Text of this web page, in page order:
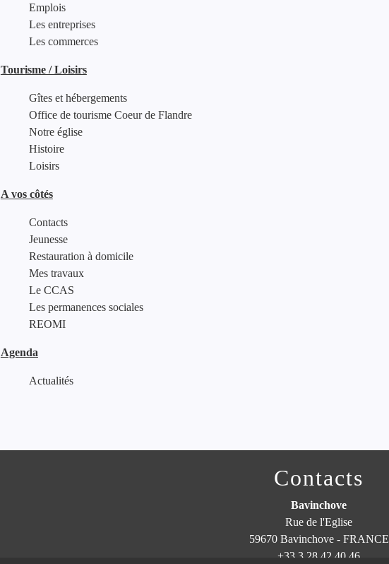
Emplois
Les entreprises
Les commerces
Tourisme / Loisirs
Gîtes et hébergements
Office de tourisme Coeur de Flandre
Notre église
Histoire
Loisirs
A vos côtés
Contacts
Jeunesse
Restauration à domicile
Mes travaux
Le CCAS
Les permanences sociales
REOMI
Agenda
Actualités
Contacts
Bavinchove
Rue de l'Eglise
59670 Bavinchove - FRANCE
+33 3 28 42 40 46